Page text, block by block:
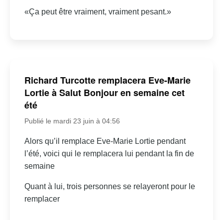
«Ça peut être vraiment, vraiment pesant.»
Richard Turcotte remplacera Eve-Marie
Lortie à Salut Bonjour en semaine cet
été
Publié le mardi 23 juin à 04:56
Alors qu’il remplace Eve-Marie Lortie pendant
l’été, voici qui le remplacera lui pendant la fin de
semaine
Quant à lui, trois personnes se relayeront pour le
remplacer